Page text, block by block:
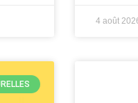
4 août